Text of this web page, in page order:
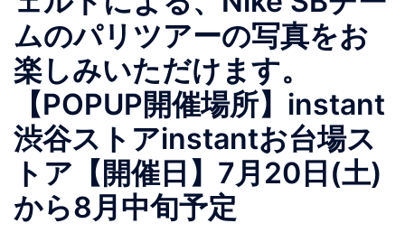
ムのパリツアーの写真をお
楽しみいただけます。
【POPUP開催場所】instant
渋谷ストアinstantお台場ス
トア【開催日】7月20日(土)
から8月中旬予定